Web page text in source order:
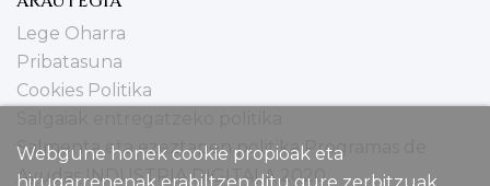
Lege Oharra
Pribatasuna
Cookies Politika
Salmenta eta ezeztapen politika Programas de
Ayudas INDUSTRIA DIGITALA 2020
Webgune honek cookie propioak eta